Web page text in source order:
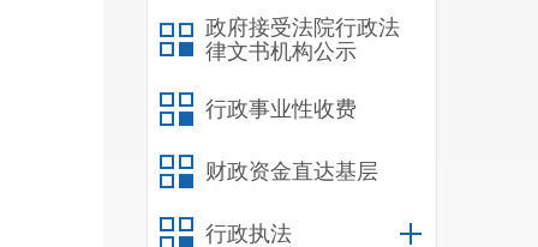
政府接受法院行政法
律文书机构公示
行政事业性收费
财政资金直达基层
行政执法